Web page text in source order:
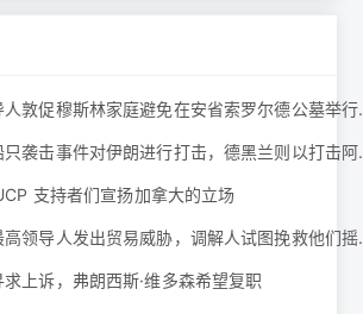
当地清真寺
美国就最新的
支持者们宣扬加拿大的立场
特朗普和伊朗
上诉，弗朗西斯·维多森希望复职